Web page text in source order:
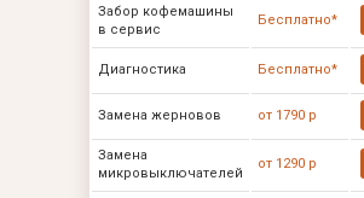
Забор кофемашины
в сервис
Бесплатно*
Диагностика Бесплатно*
Замена жерновов от 1790 р
Замена
микровыключателей
от 1290 р